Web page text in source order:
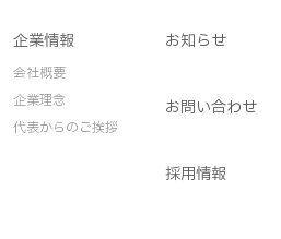
企業情報
会社概要
企業理念
代表からのご挨拶
お知らせ
お問い合わせ
採用情報